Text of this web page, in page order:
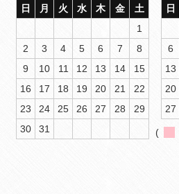
日
月 火 水 木 金
土
1
2
3 4 5 6 7
8
9
10 11 12 13 14
15
16
17 18 19 20 21
22
23
24 25 26 27 28
29
30
31
日
6
13
20
27
(